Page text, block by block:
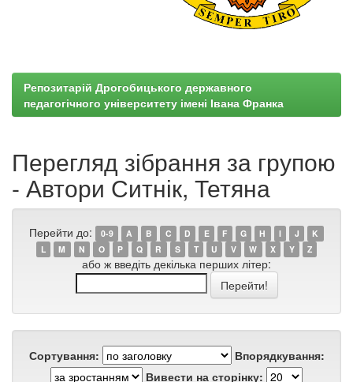
Репозитарій Дрогобицького державного
педагогічного університету імені Івана Франка
Перегляд зібрання за групою
- Автори Ситнік, Тетяна
Перейти до: 0-9 A B C D E F G H I J
K
L
M N O P Q R S T U V W X Y Z
або ж введіть декілька перших літер:
Сортування:
Впорядкування:
Вивести на сторінку: